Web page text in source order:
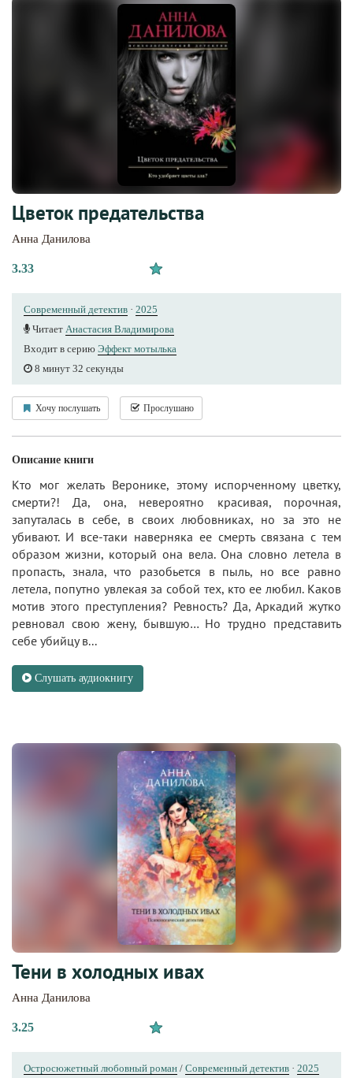
Цветок предательства
Анна Данилова
3.33
Современный детектив · 2025
Читает Анастасия Владимирова
Входит в серию Эффект мотылька
8 минут 32 секунды
Хочу послушать Прослушано
Описание книги
Кто мог желать Веронике, этому испорченному цветку,
смерти?! Да, она, невероятно красивая, порочная,
запуталась в себе, в своих любовниках, но за это не
убивают. И все-таки наверняка ее смерть связана с тем
образом жизни, который она вела. Она словно летела в
пропасть, знала, что разобьется в пыль, но все равно
летела, попутно увлекая за собой тех, кто ее любил. Каков
мотив этого преступления? Ревность? Да, Аркадий жутко
ревновал свою жену, бывшую… Но трудно представить
себе убийцу в...
Слушать аудиокнигу
Тени в холодных ивах
Анна Данилова
3.25
Остросюжетный любовный роман / Современный детектив · 2025